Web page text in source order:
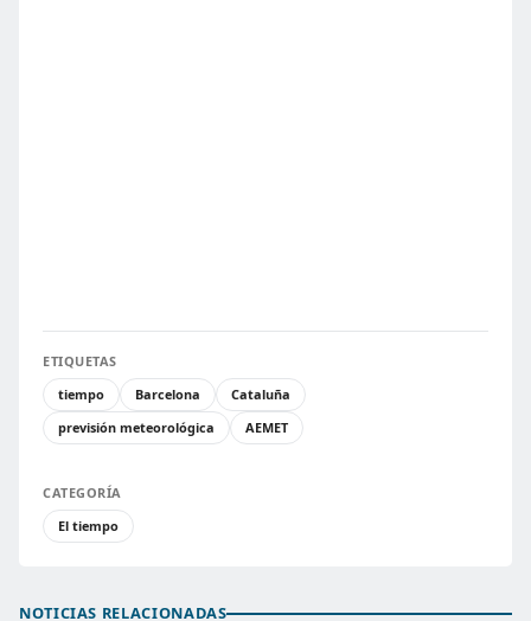
ETIQUETAS
tiempo
Barcelona
Cataluña
previsión meteorológica
AEMET
CATEGORÍA
El tiempo
NOTICIAS RELACIONADAS